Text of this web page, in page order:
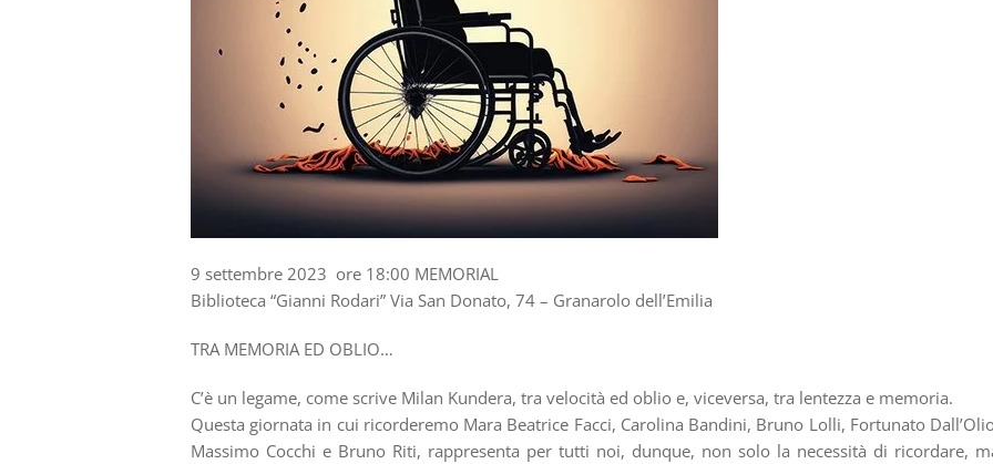
9 settembre 2023 ore 18:00 MEMORIAL
Biblioteca “Gianni Rodari” Via San Donato, 74 – Granarolo dell’Emilia
TRA MEMORIA ED OBLIO…
C’è un legame, come scrive Milan Kundera, tra velocità ed oblio e, viceversa, tra lentezza e memoria.
Questa giornata in cui ricorderemo Mara Beatrice Facci, Carolina Bandini, Bruno Lolli, Fortunato
Massimo Cocchi e Bruno Riti, rappresenta per tutti noi, dunque, non solo la necessità di ricordare,